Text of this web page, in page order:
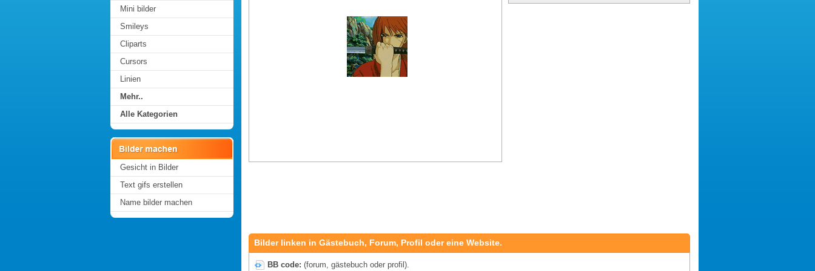
Mini bilder
Smileys
Cliparts
Cursors
Linien
Mehr..
Alle Kategorien
Gesicht in Bilder
Text gifs erstellen
Name bilder machen
Bilder linken in Gästebuch, Forum, Profil oder eine Website.
BB code: (forum, gästebuch oder profil).